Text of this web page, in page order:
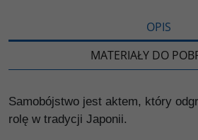
OPIS
MATERIAŁY DO
Samobójstwo jest aktem, który
rolę w tradycji Japonii.